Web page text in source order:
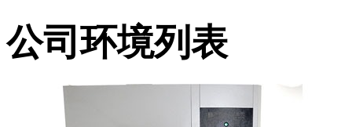
公司环境列表